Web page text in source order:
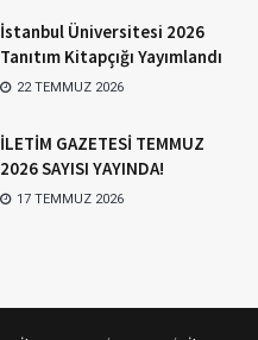
İstanbul Üniversitesi 2026
Tanıtım Kitapçığı Yayımlandı
22 TEMMUZ 2026
İLETİM GAZETESİ TEMMUZ
2026 SAYISI YAYINDA!
17 TEMMUZ 2026